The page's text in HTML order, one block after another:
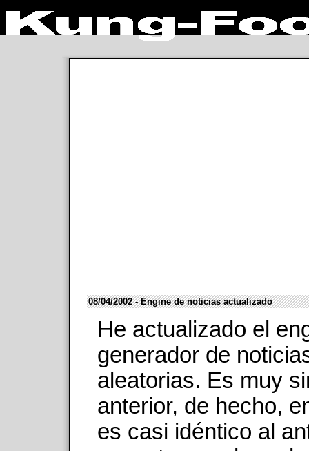
08/04/2002 - Engine de noticias actualizado
He actualizado el
generador de
aleatorias. Es muy
anterior, de hecho,
es casi idéntico al